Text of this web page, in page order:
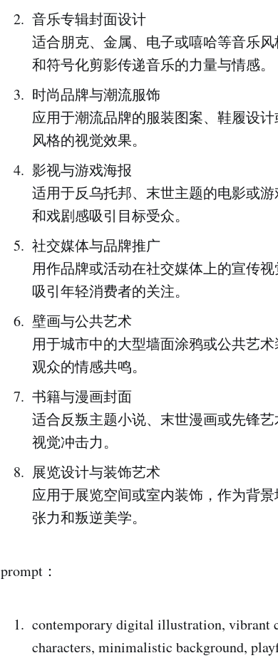
音乐专辑封面设计
适合朋克、金属、电子或嘻哈等音乐
和符号化剪影传递音乐的力量与情感。
时尚品牌与潮流服饰
应用于潮流品牌的服装图案、鞋履设
风格的视觉效果。
影视与游戏海报
适用于反乌托邦、末世主题的电影或
和戏剧感吸引目标受众。
社交媒体与品牌推广
用作品牌或活动在社交媒体上的宣传
吸引年轻消费者的关注。
壁画与公共艺术
用于城市中的大型墙面涂鸦或公共艺
观众的情感共鸣。
书籍与漫画封面
适合反叛主题小说、末世漫画或先锋
视觉冲击力。
展览设计与装饰艺术
应用于展览空间或室内装饰，作为背
张力和叛逆美学。
prompt：
contemporary digital illustration, vibrant
characters, minimalistic background,